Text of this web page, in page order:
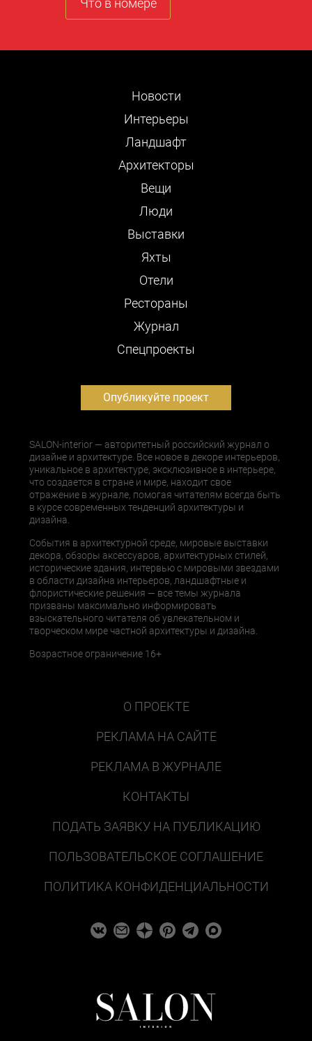
Что в номере
Новости
Интерьеры
Ландшафт
Архитекторы
Вещи
Люди
Выставки
Яхты
Отели
Рестораны
Журнал
Cпецпроекты
Опубликуйте проект
SALON-interior — авторитетный российский журнал о
дизайне и архитектуре. Все новое в декоре интерьеров,
уникальное в архитектуре, эксклюзивное в интерьере,
что создается в стране и мире, находит свое
отражение в журнале, помогая читателям всегда быть
в курсе современных тенденций архитектуры и
дизайна.
События в архитектурной среде, мировые выставки
декора, обзоры аксессуаров, архитектурных стилей,
исторические здания, интервью с мировыми звездами
в области дизайна интерьеров, ландшафтные и
флористические решения — все темы журнала
призваны максимально информировать
взыскательного читателя об увлекательном и
творческом мире частной архитектуры и дизайна.
Возрастное ограничение 16+
О ПРОЕКТЕ
РЕКЛАМА НА САЙТЕ
РЕКЛАМА В ЖУРНАЛЕ
КОНТАКТЫ
ПОДАТЬ ЗАЯВКУ НА ПУБЛИКАЦИЮ
ПОЛЬЗОВАТЕЛЬСКОЕ СОГЛАШЕНИЕ
ПОЛИТИКА КОНФИДЕНЦИАЛЬНОСТИ